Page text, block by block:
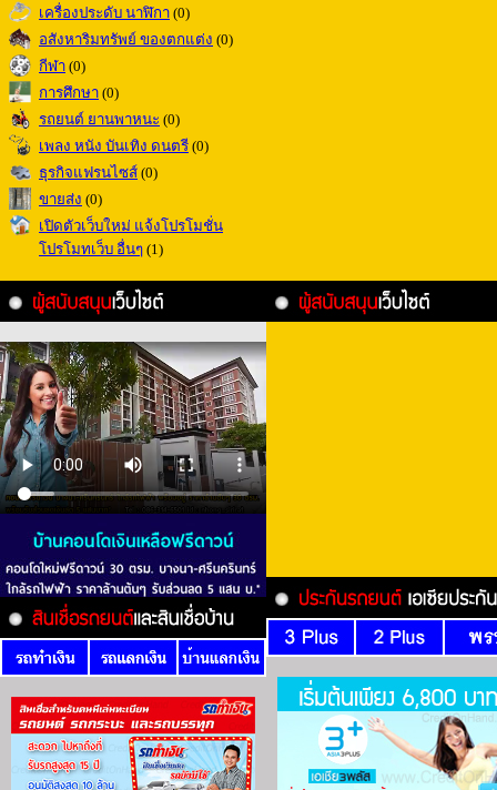
เครื่องประดับ นาฬิกา (0)
อสังหาริมทรัพย์ ของตกแต่ง (0)
กีฬา (0)
การศึกษา (0)
รถยนต์ ยานพาหนะ (0)
เพลง หนัง บันเทิง ดนตรี (0)
ธุรกิจแฟรนไซส์ (0)
ขายส่ง (0)
เปิดตัวเว็บใหม่ แจ้งโปรโมชั่น
โปรโมทเว็บ อื่นๆ (1)